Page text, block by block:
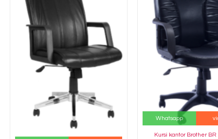
Whatsapp
Kursi kantor Brother